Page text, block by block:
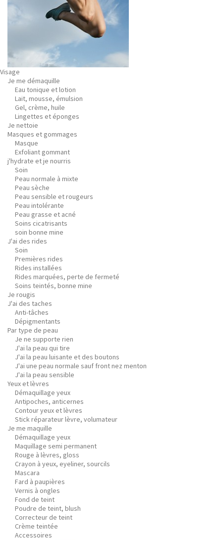
Visage
Je me démaquille
Eau tonique et lotion
Lait, mousse, émulsion
Gel, crème, huile
Lingettes et éponges
Je nettoie
Masques et gommages
Masque
Exfoliant gommant
j'hydrate et je nourris
Soin
Peau normale à mixte
Peau sèche
Peau sensible et rougeurs
Peau intolérante
Peau grasse et acné
Soins cicatrisants
soin bonne mine
J'ai des rides
Soin
Premières rides
Rides installées
Rides marquées, perte de fermeté
Soins teintés, bonne mine
Je rougis
J'ai des taches
Anti-tâches
Dépigmentants
Par type de peau
Je ne supporte rien
J'ai la peau qui tire
J'ai la peau luisante et des boutons
J'ai une peau normale sauf front nez menton
J'ai la peau sensible
Yeux et lèvres
Démaquillage yeux
Antipoches, anticernes
Contour yeux et lèvres
Stick réparateur lèvre, volumateur
Je me maquille
Démaquillage yeux
Maquillage semi permanent
Rouge à lèvres, gloss
Crayon à yeux, eyeliner, sourcils
Mascara
Fard à paupières
Vernis à ongles
Fond de teint
Poudre de teint, blush
Correcteur de teint
Crème teintée
Accessoires